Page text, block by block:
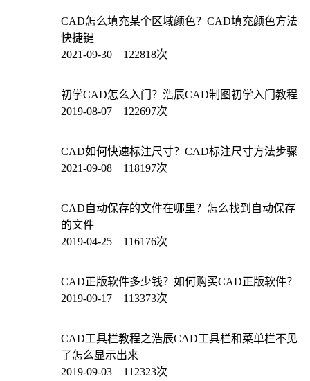
CAD怎么填充某个区域颜色？CAD填充颜色方法
快捷键
2021-09-30 122818次
初学CAD怎么入门？浩辰CAD制图初学入门教程
2019-08-07 122697次
CAD如何快速标注尺寸？CAD标注尺寸方法步骤
2021-09-08 118197次
CAD自动保存的文件在哪里？怎么找到自动保存
的文件
2019-04-25 116176次
CAD正版软件多少钱？如何购买CAD正版软件？
2019-09-17 113373次
CAD工具栏教程之浩辰CAD工具栏和菜单栏不见
了怎么显示出来
2019-09-03 112323次